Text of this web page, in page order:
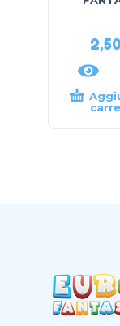
2,50